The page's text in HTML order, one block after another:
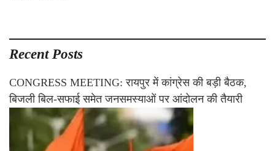
Recent Posts
CONGRESS MEETING: रायपुर में कांग्रेस की बड़ी बैठक,
बिजली बिल-सफाई समेत जनसमस्याओं पर आंदोलन की तैयारी